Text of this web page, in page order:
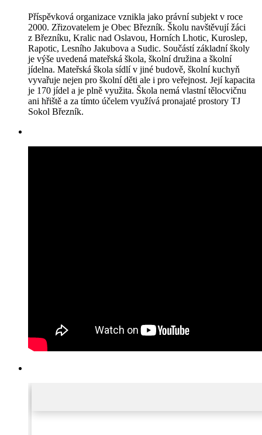
Příspěvková organizace vznikla jako právní subjekt v roce
2000. Zřizovatelem je Obec Březník. Školu navštěvují žáci
z Březníku, Kralic nad Oslavou, Horních Lhotic, Kuroslep,
Rapotic, Lesního Jakubova a Sudic. Součástí základní školy
je výše uvedená mateřská škola, školní družina a školní
jídelna. Mateřská škola sídlí v jiné budově, školní kuchyň
vyvařuje nejen pro školní děti ale i pro veřejnost. Její kapacita
je 170 jídel a je plně využita. Škola nemá vlastní tělocvičnu
ani hřiště a za tímto účelem využívá pronajaté prostory TJ
Sokol Březník.